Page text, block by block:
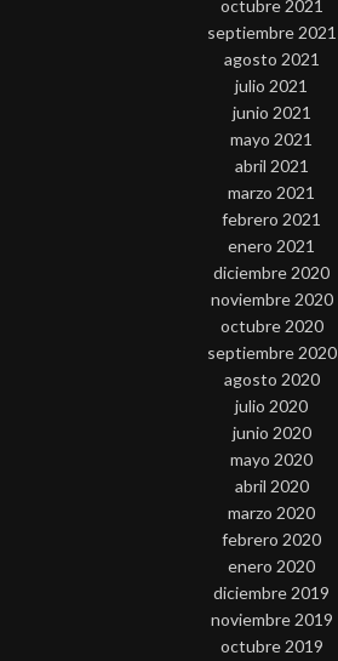
octubre 2021
septiembre 2021
agosto 2021
julio 2021
junio 2021
mayo 2021
abril 2021
marzo 2021
febrero 2021
enero 2021
diciembre 2020
noviembre 2020
octubre 2020
septiembre 2020
agosto 2020
julio 2020
junio 2020
mayo 2020
abril 2020
marzo 2020
febrero 2020
enero 2020
diciembre 2019
noviembre 2019
octubre 2019